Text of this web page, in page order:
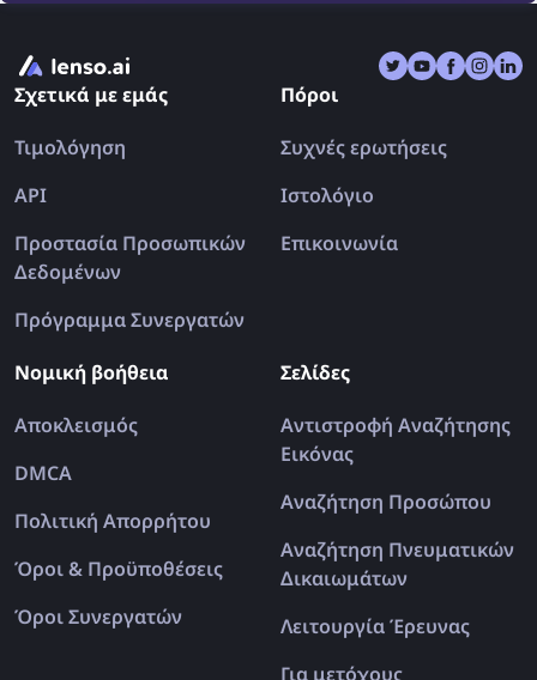
αντίστροφη εικόνα.
Σχετικά με εμάς
Τιμολόγηση
API
Προστασία Προσωπικών
Δεδομένων
Πρόγραμμα Συνεργατών
Πόροι
Συχνές ερωτήσεις
Ιστολόγιο
Επικοινωνία
Νομική βοήθεια
Αποκλεισμός
DMCA
Πολιτική Απορρήτου
Όροι & Προϋποθέσεις
Όροι Συνεργατών
Σελίδες
Αντιστροφή Αναζήτησης
Εικόνας
Αναζήτηση Προσώπου
Αναζήτηση Πνευματικών
Δικαιωμάτων
Λειτουργία Έρευνας
Για μετόχους